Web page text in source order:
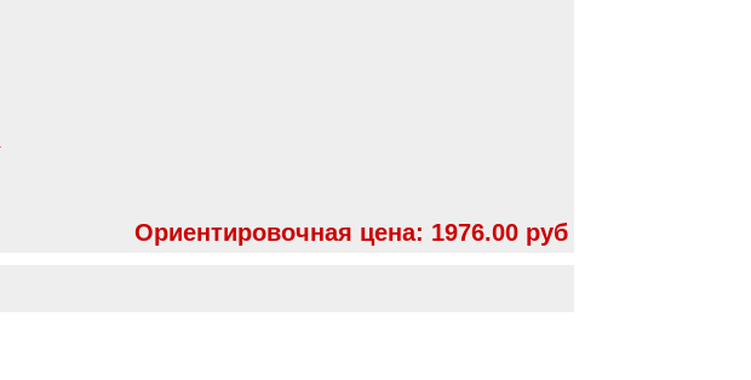
Ориентировочная цена: 1976.00 руб